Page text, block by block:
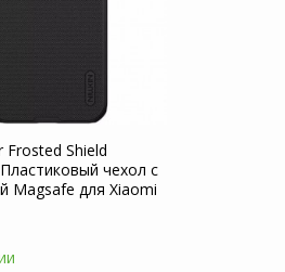
Frosted Shield
чехол с
Magsafe для Xiaomi